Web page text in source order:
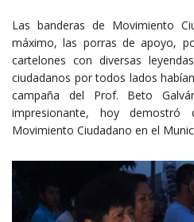
Las banderas de Movimiento
máximo, las porras de apoyo,
cartelones con diversas
ciudadanos por todos lados
campaña del Prof. Beto
impresionante, hoy
Movimiento Ciudadano en el